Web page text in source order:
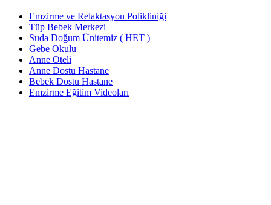
Emzirme ve Relaktasyon Polikliniği
Tüp Bebek Merkezi
Suda Doğum Ünitemiz ( HET )
Gebe Okulu
Anne Oteli
Anne Dostu Hastane
Bebek Dostu Hastane
Emzirme Eğitim Videoları